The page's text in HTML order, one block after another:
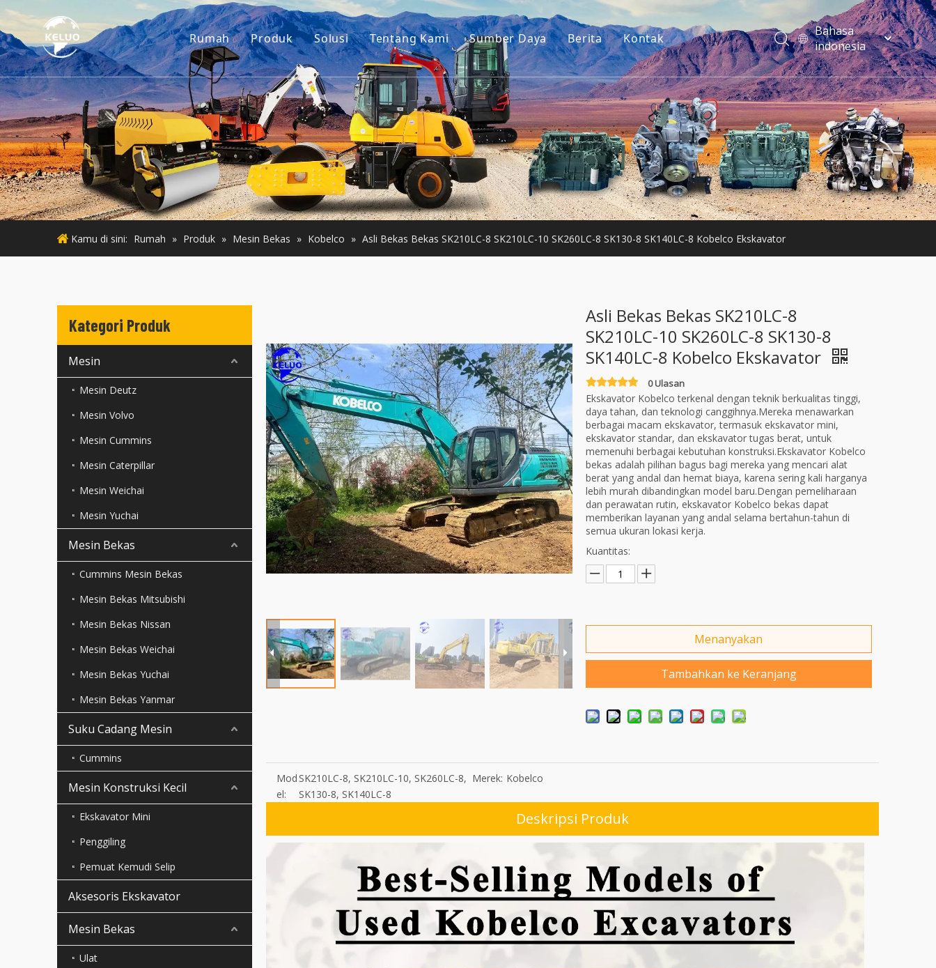
Rumah Produk
Mesin
Aksesoris Ekskavator
Mesin Konstruksi Kecil
Mesin Bekas
Mesin Bekas
Solusi Tentang Kami
Cerita kita
Keuntungan kami
Sumber Daya
Panduan
Pertanyaan Umum
Video
Berita Kontak
Bahasa
indonesia
فارسی
Türk dili
ไทย
Italiano
Deutsch
Português
Español
Pусский
Français
Kamu di sini: Rumah » Produk » Mesin Bekas » Kobelco » Asli Bekas Bekas SK210LC-8 SK210LC-10 SK260LC-8 SK130-8 SK140LC-8 Kobelco Ekskavator
Kategori Produk
Mesin
Mesin Deutz
Mesin Volvo
Mesin Cummins
Mesin Caterpillar
Mesin Weichai
Mesin Yuchai
Mesin Bekas
Cummins Mesin Bekas
Mesin Bekas Mitsubishi
Mesin Bekas Nissan
Mesin Bekas Weichai
Mesin Bekas Yuchai
Mesin Bekas Yanmar
Suku Cadang Mesin
Cummins
Mesin Konstruksi Kecil
Ekskavator Mini
Penggiling
Pemuat Kemudi Selip
Aksesoris Ekskavator
Mesin Bekas
Ulat
Asli Bekas Bekas SK210LC-8
SK210LC-10 SK260LC-8 SK130-8
SK140LC-8 Kobelco Ekskavator
0 Ulasan
Ekskavator Kobelco terkenal dengan teknik berkualitas tinggi,
daya tahan, dan teknologi canggihnya.Mereka menawarkan
berbagai macam ekskavator, termasuk ekskavator mini,
ekskavator standar, dan ekskavator tugas berat, untuk
memenuhi berbagai kebutuhan konstruksi.Ekskavator Kobelco
bekas adalah pilihan bagus bagi mereka yang mencari alat
berat yang andal dan hemat biaya, karena sering kali harganya
lebih murah dibandingkan model baru.Dengan pemeliharaan
dan perawatan rutin, ekskavator Kobelco bekas dapat
memberikan layanan yang andal selama bertahun-tahun di
semua ukuran lokasi kerja.
Kuantitas:
Menanyakan
Tambahkan ke Keranjang
Mod
el:
SK210LC-8, SK210LC-10, SK260LC-8,
SK130-8, SK140LC-8
Merek: Kobelco
Deskripsi Produk